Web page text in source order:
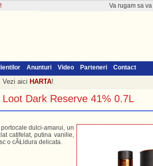
Va rugam sa va
Anunturi Video Parteneri Contact
Vezi aici HARTA!
Loot Dark Reserve 41% 0.7L
dulci-amarui, un
catifelat, putina vanilie,
o cĂŁldura delicata.